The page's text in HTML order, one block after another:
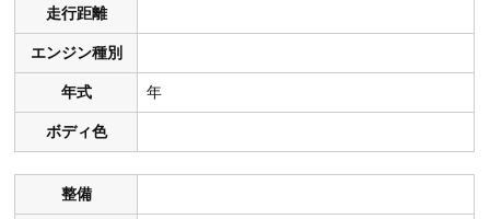
走行距離
エンジン種別
年式 年
ボディ色
整備